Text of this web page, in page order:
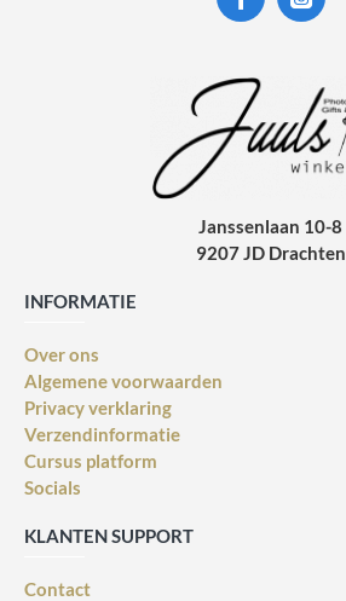
Janssenlaan 10-8
9207 JD Drachten
INFORMATIE
Over ons
Algemene voorwaarden
Privacy verklaring
Verzendinformatie
Cursus platform
Socials
KLANTEN SUPPORT
Contact